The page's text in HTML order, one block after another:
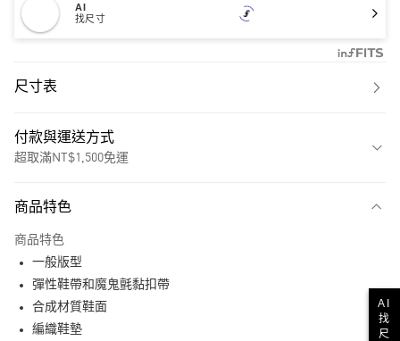
AI
找尺寸
尺寸表
付款與運送方式
超取滿NT$1,500免運
LINE Pay
商品特色
商品特色
一般版型
彈性鞋帶和魔鬼氈黏扣帶
合成材質鞋面
編織鞋墊
AI
找
尺